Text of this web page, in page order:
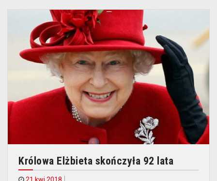
Królowa Elżbieta skończyła 92 lata